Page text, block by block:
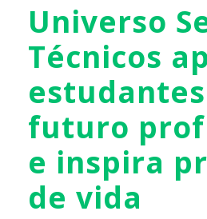
Universo
Técnicos
futuro
e inspira
de vida